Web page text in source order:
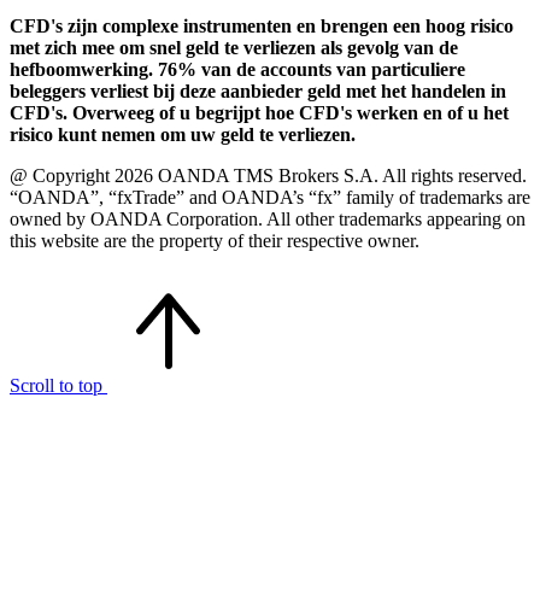
CFD's zijn complexe instrumenten en brengen een hoog risico
met zich mee om snel geld te verliezen als gevolg van de
hefboomwerking. 76% van de accounts van particuliere
beleggers verliest bij deze aanbieder geld met het handelen in
CFD's. Overweeg of u begrijpt hoe CFD's werken en of u het
risico kunt nemen om uw geld te verliezen.
@ Copyright 2026 OANDA TMS Brokers S.A. All rights reserved.
“OANDA”, “fxTrade” and OANDA’s “fx” family of trademarks are
owned by OANDA Corporation. All other trademarks appearing on
this website are the property of their respective owner.
Scroll to top